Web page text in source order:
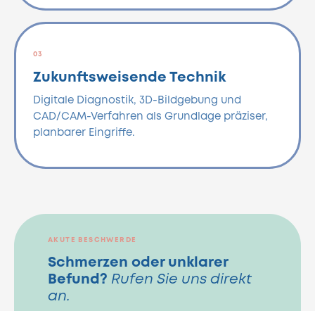
03
Zukunftsweisende Technik
Digitale Diagnostik, 3D-Bildgebung und
CAD/CAM-Verfahren als Grundlage präziser,
planbarer Eingriffe.
AKUTE BESCHWERDE
Schmerzen oder unklarer
Befund? Rufen Sie uns direkt
an.